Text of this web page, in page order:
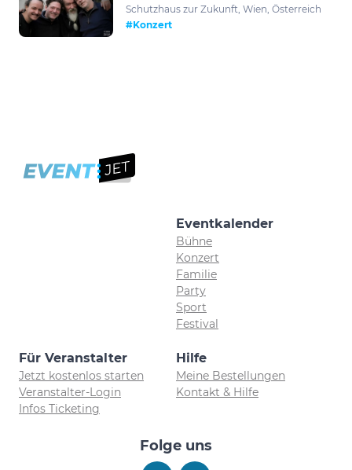
Schutzhaus zur Zukunft, Wien, Österreich
#Konzert
Eventkalender
Bühne
Konzert
Familie
Party
Sport
Festival
Für Veranstalter
Jetzt kostenlos starten
Veranstalter-Login
Infos Ticketing
Hilfe
Meine Bestellungen
Kontakt & Hilfe
Folge uns